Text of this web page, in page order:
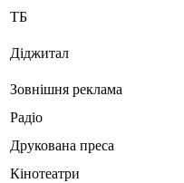
ТБ
Діджитал
Зовнішня реклама
Радіо
Друкована преса
Кінотеатри